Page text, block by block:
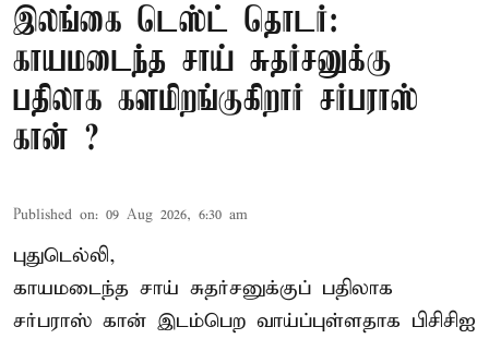
இலங்கை டெஸ்ட் தொடர்:
காயமடைந்த சாய் சுதர்சனுக்கு
பதிலாக களமிறங்குகிறார் சர்பராஸ்
கான் ?
Published on: 09 Aug 2026, 6:30 am
புதுடெல்லி,
காயமடைந்த சாய் சுதர்சனுக்குப் பதிலாக
சர்பராஸ் கான் இடம்பெற வாய்ப்புள்ளதாக பிசிசிஐ